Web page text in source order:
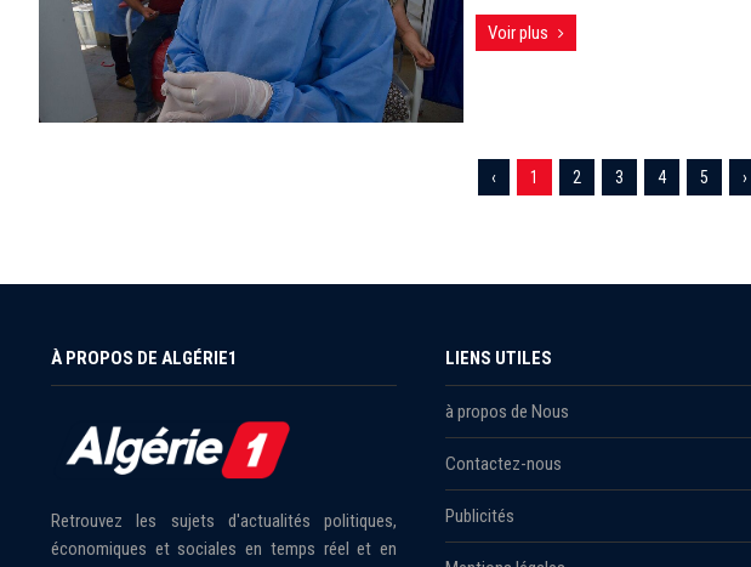
Voir plus
‹ 1 2 3 4 5 ›
À PROPOS DE ALGÉRIE1
Retrouvez les sujets d'actualités politiques,
économiques et sociales en temps réel et en
LIENS UTILES
à propos de Nous
Contactez-nous
Publicités